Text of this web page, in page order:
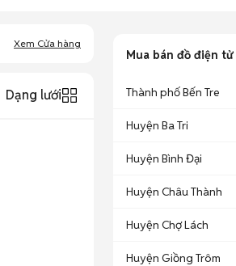
Xem Cửa hàng
Dạng lưới
Mua bán đồ điện tử
Thành phố Bến Tre
Huyện Ba Tri
Huyện Bình Đại
Huyện Châu Thành
Huyện Chợ Lách
Huyện Giồng Trôm